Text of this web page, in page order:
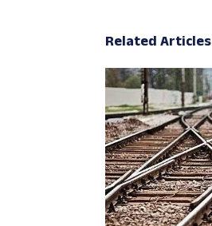
Related Articles